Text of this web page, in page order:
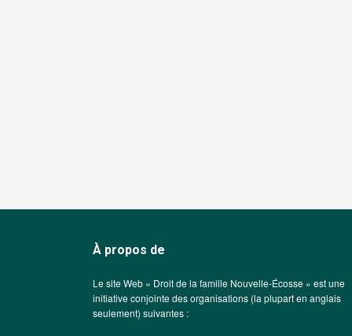
À propos de
Le site Web « Droit de la famille Nouvelle-Écosse » est une
initiative conjointe des organisations (la plupart en anglais
seulement) suivantes :